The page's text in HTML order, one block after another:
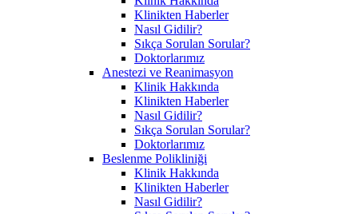
Klinikten Haberler
Nasıl Gidilir?
Sıkça Sorulan Sorular?
Doktorlarımız
Anestezi ve Reanimasyon
Klinik Hakkında
Klinikten Haberler
Nasıl Gidilir?
Sıkça Sorulan Sorular?
Doktorlarımız
Beslenme Polikliniği
Klinik Hakkında
Klinikten Haberler
Nasıl Gidilir?